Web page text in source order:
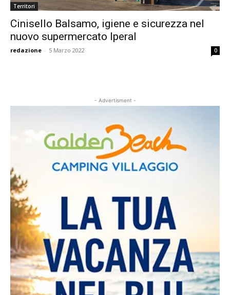
Territori
Cinisello Balsamo, igiene e sicurezza nel
nuovo supermercato Iperal
redazione - 5 Marzo 2022 0
- Advertisment -